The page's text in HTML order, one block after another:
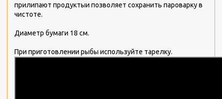
прилипают продуктыи позволяет сохранить пароварку в
чистоте.
Диаметр бумаги 18 см.
При приготовлении рыбы используйте тарелку.